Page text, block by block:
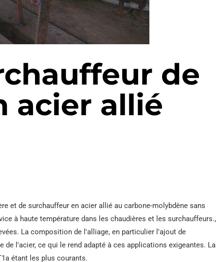
Tuyau en acier allié
ASTM A556
Tuyau de chaudière en
de
acier allié
et de surchauffeur en acier allié au carbone-molybdène sans
à haute température dans les chaudières et les surchauffeurs.,
La composition de l'alliage, en particulier l'ajout de
l'acier, ce qui le rend adapté à ces applications exigeantes. La
étant les plus courants.